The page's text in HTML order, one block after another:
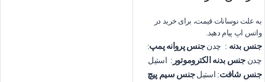
به علت نوسانات قیمت، برای خرید در
واتس اپ پیام دهید.
جنس بدنه : چدنجنس پروانه پمپ:
چدنجنس بدنه الکتروموتور : استیل
جنس شافت: استیلجنس سیم پیچ